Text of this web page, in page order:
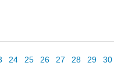
24 25 26 27 28 29 30